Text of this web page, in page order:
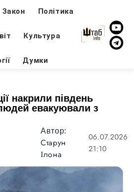
Закон Політика
Культура
Думки
накрили південь
евакуювали з
Автор:
Старун
Ілона
06.07.2026
21:10